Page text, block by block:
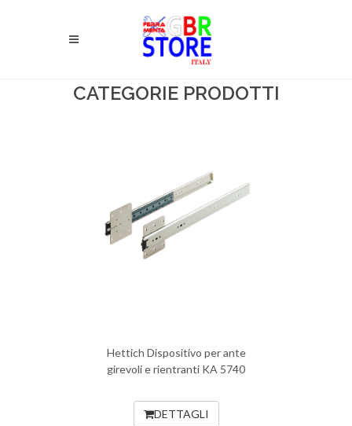
CATEGORIE PRODOTTI
Hettich Dispositivo per ante
girevoli e rientranti KA 5740
DETTAGLI